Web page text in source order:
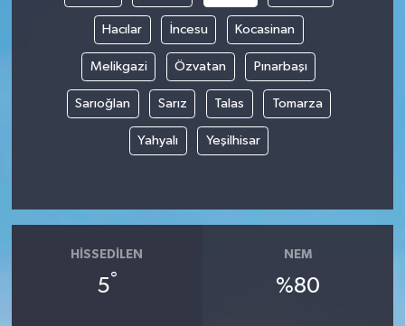
Hacılar İncesu Kocasinan
Melikgazi Özvatan Pınarbaşı
Sarıoğlan Sarız Talas Tomarza
Yahyalı Yeşilhisar
HISSEDILEN
5°
NEM
%80